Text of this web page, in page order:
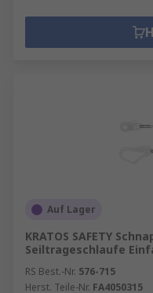
Auf Lager
KRATOS SAFETY
Seiltrageschlaufe
RS Best.-Nr. 576-715
Herst. Teile-Nr. FA4050315